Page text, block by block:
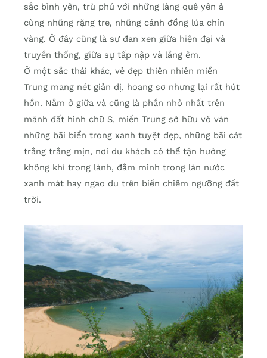
sắc bình yên, trù phú với những làng quê yên ả
cùng những rặng tre, những cánh đồng lúa chín
vàng. Ở đây cũng là sự đan xen giữa hiện đại và
truyền thống, giữa sự tấp nập và lắng êm.
Ở một sắc thái khác, vẻ đẹp thiên nhiên miền
Trung mang nét giản dị, hoang sơ nhưng lại rất hút
hồn. Nằm ở giữa và cũng là phần nhỏ nhất trên
mảnh đất hình chữ S, miền Trung sở hữu vô vàn
những bãi biển trong xanh tuyệt đẹp, những bãi cát
trắng trắng mịn, nơi du khách có thể tận hưởng
không khí trong lành, đắm mình trong làn nước
xanh mát hay ngao du trên biển chiêm ngưỡng đất
trời.